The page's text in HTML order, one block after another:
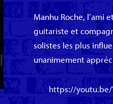
Manhu Roche, l’ami
guitariste et
solistes les plus
unanimement
https://youtu.be/